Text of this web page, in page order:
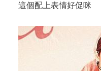
這個配上表情好促咪